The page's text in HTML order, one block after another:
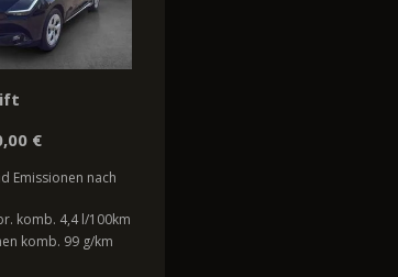
€
Emissionen nach
komb. 4,4 l/100km
komb. 99 g/km